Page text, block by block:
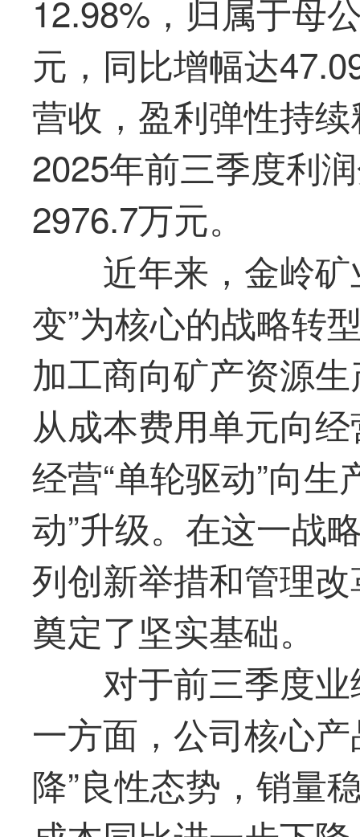
12.98%，归属于母
元，同比增幅达
营收，盈利弹性持
2025年前三季度利
2976.7万元。
近年来， 金岭
变”为核心的战略转
加工商向矿产资源
从成本费用单元向
经营“单轮驱动”向生
动”升级。 在这一战
列创新举措和管理
奠定了坚实基础。
对于前三季度
一方面，公司核心
降”良性态势 ， 销量